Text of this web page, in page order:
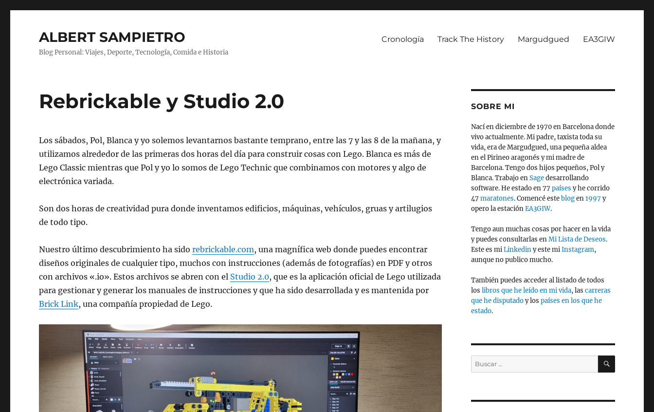
ALBERT SAMPIETRO
Blog Personal: Viajes, Deporte, Tecnología, Comida e Historia
Cronología Track The History Margudgued EA3GIW
Rebrickable y Studio 2.0
Los sábados, Pol, Blanca y yo solemos levantarnos bastante temprano, entre las 7 y las 8 de la mañana, y
utilizamos alrededor de las primeras dos horas del día para construir cosas con Lego. Blanca es más de
Lego Classic mientras que Pol y yo lo somos de Lego Technic que combinamos con motores y algo de
electrónica variada.
Son dos horas de creatividad pura donde inventamos edificios, máquinas, vehículos, gruas y artilugios
de todo tipo.
Nuestro último descubrimiento ha sidorebrickable.com, una magnífica web donde puedes encontrar
diseños originales de cualquier tipo, muchos con instrucciones (además de fotografías) en PDF y otros
con archivos «.io». Estos archivos se abren con el Studio 2.0, que es la aplicación oficial de Lego utilizada
para gestionar y generar los manuales de instrucciones y que ha sido desarrollada y es mantenida por
Brick Link, una compañía propiedad de Lego.
SOBRE MI
Nací en diciembre de 1970 en Barcelona donde
vivo actualmente. Mi padre, taxista toda su
vida, era de Margudgued, una pequeña aldea
en el Pirineo aragonés y mi madre de
Barcelona. Tengo dos hijos pequeños, Pol y
Blanca. Trabajo enSagedesarrollando
software. He estado en 77 países y he corrido
47 maratones. Comencé esteblogen1997 y
opero la estaciónEA3GIW.
Tengo aun muchas cosas por hacer en la vida
y puedes consultarlas enMi Lista de Deseos.
Este es miLinkediny este miInstagram,
aunque no publico mucho.
También puedes acceder al listado de todos
los libros que he leído en mi vida, las carreras
que he disputadoy los países en los que he
estado.
Buscar
por:
BUSCAR